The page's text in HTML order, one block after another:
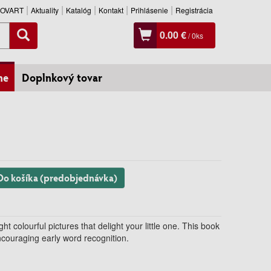
Aktuality Katalóg Kontakt Prihlásenie Registrácia
0.00 €/0ks
Doplnkový tovar
Do košíka (predobjednávka)
colourful pictures that delight your little one. This book
early word recognition.